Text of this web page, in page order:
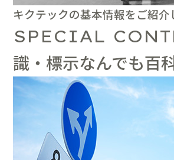
キクテックの基本情報をご紹介
SPECIAL
識・標示なんでも百